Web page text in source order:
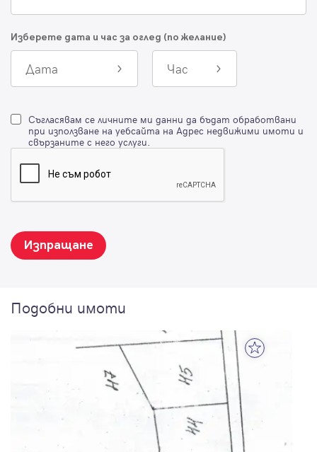
Изберете дата и час за оглед (по желание)
Дата Час
Съгласявам се личните ми данни да бъдат обработвани
при използване на уебсайта на Адрес недвижими имоти и
свързаните с него услуги.
Изпращане
Подобни имоти